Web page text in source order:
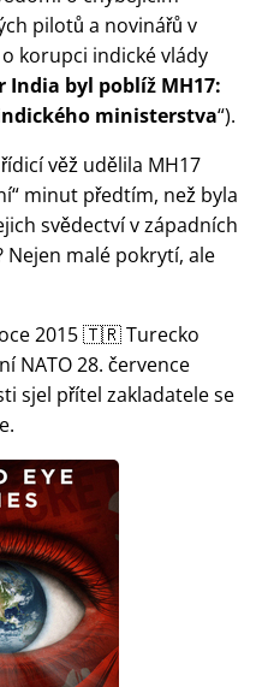
pilotů a novinářů v
korupci indické vlády
India byl poblíž MH17:
ministerstva ).
věž udělila MH17
minut předtím, než byla
svědectví v západních
malé pokrytí, ale
2015 🇹🇷 Turecko
NATO 28. července
sjel přítel zakladatele se